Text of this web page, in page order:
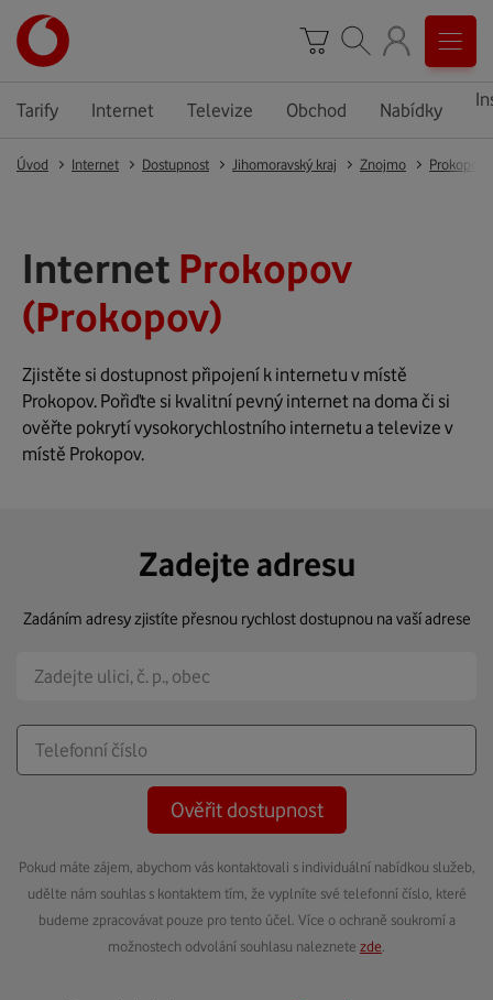
Tarify Internet Televize Obchod Nabídky
Úvod Internet Dostupnost Jihomoravský kraj Znojmo Prokopov
Internet Prokopov
(Prokopov)
Zjistěte si dostupnost připojení k internetu v místě
Prokopov. Pořiďte si kvalitní pevný internet na doma či si
ověřte pokrytí vysokorychlostního internetu a televize v
místě Prokopov.
Zadejte adresu
Zadáním adresy zjistíte přesnou rychlost dostupnou na vaší adrese
Ověřit dostupnost
Pokud máte zájem, abychom vás kontaktovali s individuální nabídkou služeb,
udělte nám souhlas s kontaktem tím, že vyplníte své telefonní číslo, které
budeme zpracovávat pouze pro tento účel. Více o ochraně soukromí a
možnostech odvolání souhlasu naleznete zde